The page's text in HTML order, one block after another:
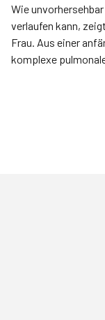
Wie
verlaufen kann,
Frau. Aus einer
komplexe